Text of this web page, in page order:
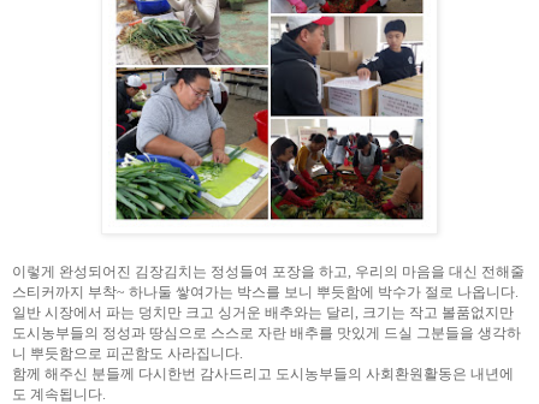
이렇게 완성되어진 김장김치는 정성들여 포장을 하고, 우리의 마음을 대신 전해줄
스티커까지 부착~ 하나둘 쌓여가는 박스를 보니 뿌듯함에 박수가 절로 나옵니다.
일반 시장에서 파는 덩치만 크고 싱거운 배추와는 달리, 크기는 작고 볼품없지만
도시농부들의 정성과 땅심으로 스스로 자란 배추를 맛있게 드실 그분들을 생각하
니 뿌듯함으로 피곤함도 사라집니다.
함께 해주신 분들께 다시한번 감사드리고 도시농부들의 사회환원활동은 내년에
도 계속됩니다.